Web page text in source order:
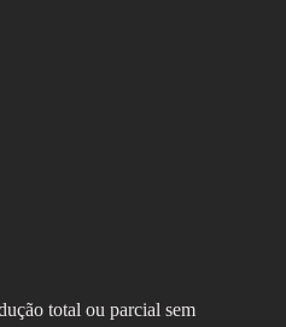
total ou parcial sem